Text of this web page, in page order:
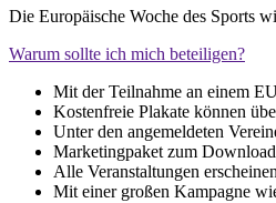
Die Europäische Woche des Sports
Warum sollte ich mich beteiligen?
Mit der Teilnahme an einem
Kostenfreie Plakate können
Unter den angemeldeten
Marketingpaket zum
Alle Veranstaltungen
Mit einer großen Kampagne